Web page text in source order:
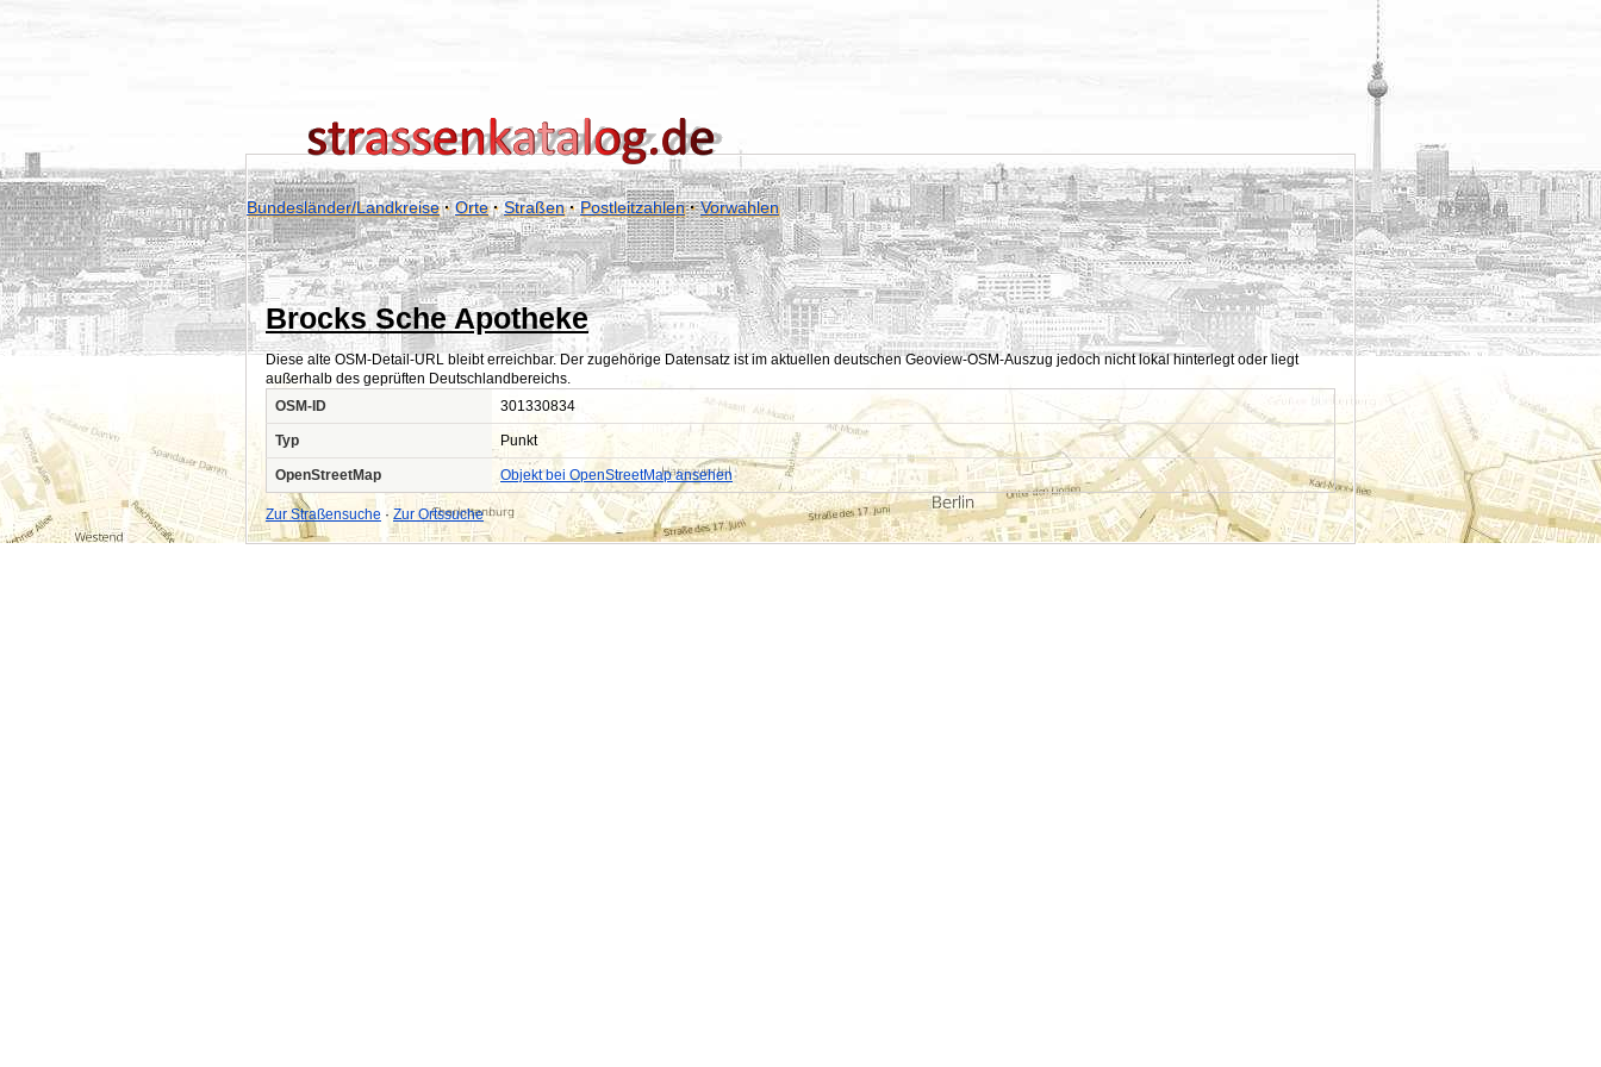
Bundesländer/Landkreise·Orte·Straßen·Postleitzahlen·Vorwahlen
Brocks Sche Apotheke
Diese alte OSM-Detail-URL bleibt erreichbar. Der zugehörige Datensatz ist im aktuellen deutschen Geoview-OSM-Auszug jedoch nicht lokal hinterlegt oder liegt
außerhalb des geprüften Deutschlandbereichs.
OSM-ID
301330834
Typ Punkt
OpenStreetMap Objekt bei OpenStreetMap ansehen
Zur Straßensuche · Zur Ortssuche